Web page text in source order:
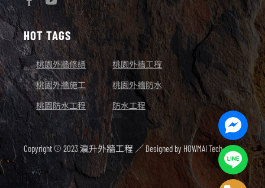
HOT TAGS
桃園外牆修繕 桃園外牆工程
桃園外牆施工 桃園外牆防水
桃園防水工程 防水工程
Copyright © 2023 瀛升外牆工程 ／ Designed by HOWMAI Tech.
Line